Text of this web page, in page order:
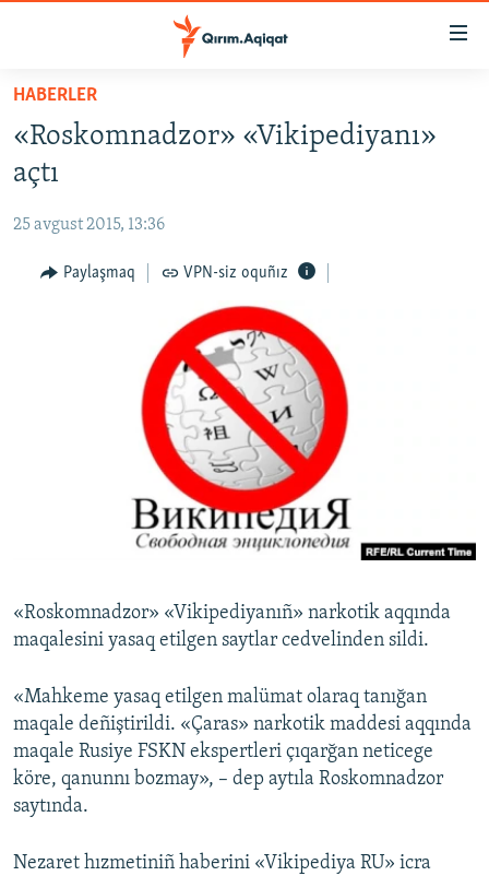
Esas
qaytmaq
Baş
navigatsiyağa
qaytmaq
qaytmaq
HABERLER
İQTİSADİYAT
CEMİYET
MEDENİYET
QOŞULIÑIZ!
RFE/RS bütün saytları
HABERLER
«Roskomnadzor» «Vikipediyanı»
açtı
25 avgust 2015, 13:36
Paylaşmaq VPN-siz oquñız
«Roskomnadzor» «Vikipediyanıñ» narkotik aqqında
maqalesini yasaq etilgen saytlar cedvelinden sildi.
«Mahkeme yasaq etilgen malümat olaraq tanığan
maqale deñiştirildi. «Çaras» narkotik maddesi aqqında
maqale Rusiye FSKN ekspertleri çıqarğan neticege
köre, qanunnı bozmay», – dep aytıla Roskomnadzor
saytında.
Nezaret hızmetiniñ haberini «Vikipediya RU» icra